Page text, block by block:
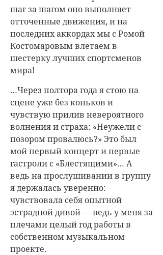
шаг за шагом оно выполняет
отточенные движения, и на
последних аккордах мы с Ромой
Костомаровым влетаем в
шестерку лучших спортсменов
мира!
…Через полтора года я стою на
сцене уже без коньков и
чувствую прилив невероятного
волнения и страха: «Неужели с
позором провалюсь?» Это был
мой первый концерт и первые
гастроли с «Блестящими»… А
ведь на прослушивании в группу
я держалась уверенно:
чувствовала себя опытной
эстрадной дивой — ведь у меня за
плечами целый год работы в
собственном музыкальном
проекте.